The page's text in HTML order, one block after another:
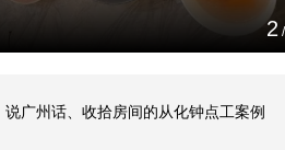
2 /
说广州话、收拾房间的从化钟点工案例